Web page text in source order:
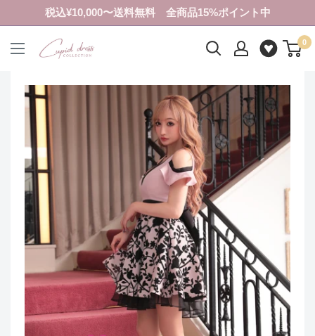
ン
税込¥10,000〜送料無料 全商品15%ポイント中
ク
ド
ド
レ
ス
コ
レ
ク
シ
ョ
ン
0